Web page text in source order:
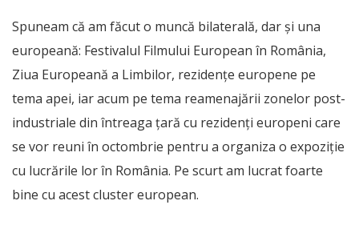
Spuneam că am făcut o muncă bilaterală, dar și una
europeană: Festivalul Filmului European în România,
Ziua Europeană a Limbilor, rezidențe europene pe
tema apei, iar acum pe tema reamenajării zonelor post-
industriale din întreaga țară cu rezidenți europeni care
se vor reuni în octombrie pentru a organiza o expoziție
cu lucrările lor în România. Pe scurt am lucrat foarte
bine cu acest cluster european.